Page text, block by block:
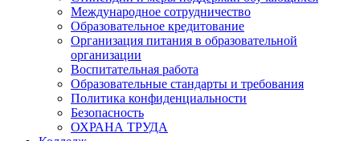
Международное сотрудничество
Образовательное кредитование
Организация питания в образовательной
организации
Воспитательная работа
Образовательные стандарты и требования
Политика конфиденциальности
Безопасность
ОХРАНА ТРУДА